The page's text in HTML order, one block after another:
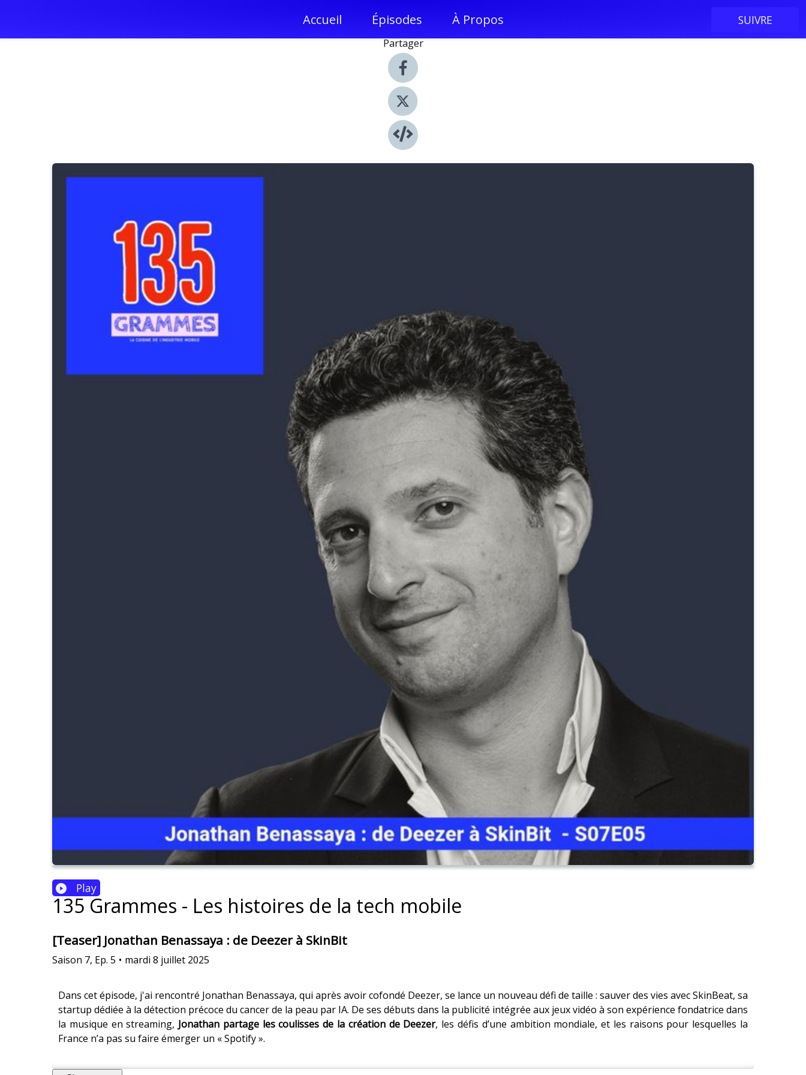
Accueil Épisodes À Propos SUIVRE
Partager
Play
135 Grammes - Les histoires de la tech mobile
[Teaser] Jonathan Benassaya : de Deezer à SkinBit
Saison 7, Ep. 5 • mardi 8 juillet 2025
Dans cet épisode, j'ai rencontré Jonathan Benassaya, qui après avoir cofondé Deezer, se lance un nouveau défi de taille : sauver des vies avec SkinBeat, sa
startup dédiée à la détection précoce du cancer de la peau par IA. De ses débuts dans la publicité intégrée aux jeux vidéo à son expérience fondatrice dans
la musique en streaming, Jonathan partage les coulisses de la création de Deezer, les défis d’une ambition mondiale, et les raisons pour lesquelles la
France n’a pas su faire émerger un « Spotify ».